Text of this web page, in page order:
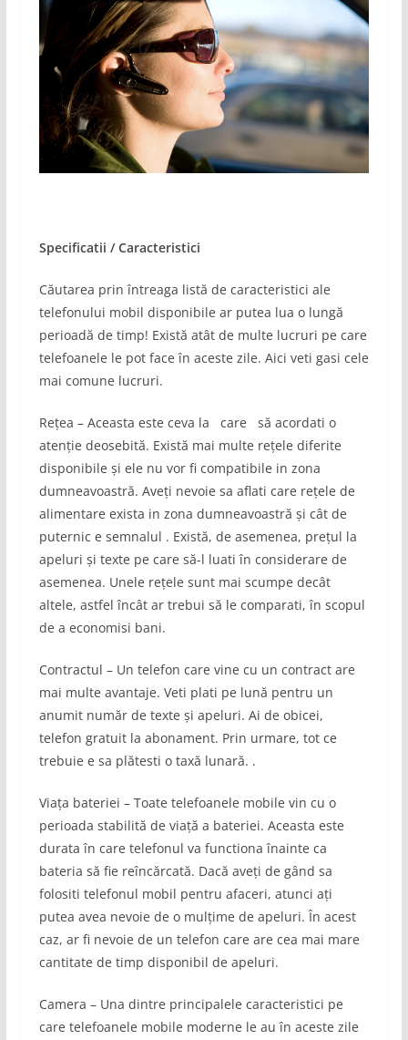
Specificatii / Caracteristici
Căutarea prin întreaga listă de caracteristici ale
telefonului mobil disponibile ar putea lua o lungă
perioadă de timp! Există atât de multe lucruri pe care
telefoanele le pot face în aceste zile. Aici veti gasi cele
mai comune lucruri.
Rețea – Aceasta este ceva la care să acordati o
atenție deosebită. Există mai multe rețele diferite
disponibile și ele nu vor fi compatibile in zona
dumneavoastră. Aveți nevoie sa aflati care rețele de
alimentare exista in zona dumneavoastră și cât de
puternic e semnalul . Există, de asemenea, prețul la
apeluri și texte pe care să-l luati în considerare de
asemenea. Unele rețele sunt mai scumpe decât
altele, astfel încât ar trebui să le comparati, în scopul
de a economisi bani.
Contractul – Un telefon care vine cu un contract are
mai multe avantaje. Veti plati pe lună pentru un
anumit număr de texte și apeluri. Ai de obicei,
telefon gratuit la abonament. Prin urmare, tot ce
trebuie e sa plătesti o taxă lunară. .
Viața bateriei – Toate telefoanele mobile vin cu o
perioada stabilită de viață a bateriei. Aceasta este
durata în care telefonul va functiona înainte ca
bateria să fie reîncărcată. Dacă aveți de gând sa
folositi telefonul mobil pentru afaceri, atunci ați
putea avea nevoie de o mulțime de apeluri. În acest
caz, ar fi nevoie de un telefon care are cea mai mare
cantitate de timp disponibil de apeluri.
Camera – Una dintre principalele caracteristici pe
care telefoanele mobile moderne le au în aceste zile